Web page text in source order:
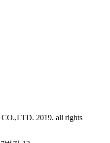
2019. all rights